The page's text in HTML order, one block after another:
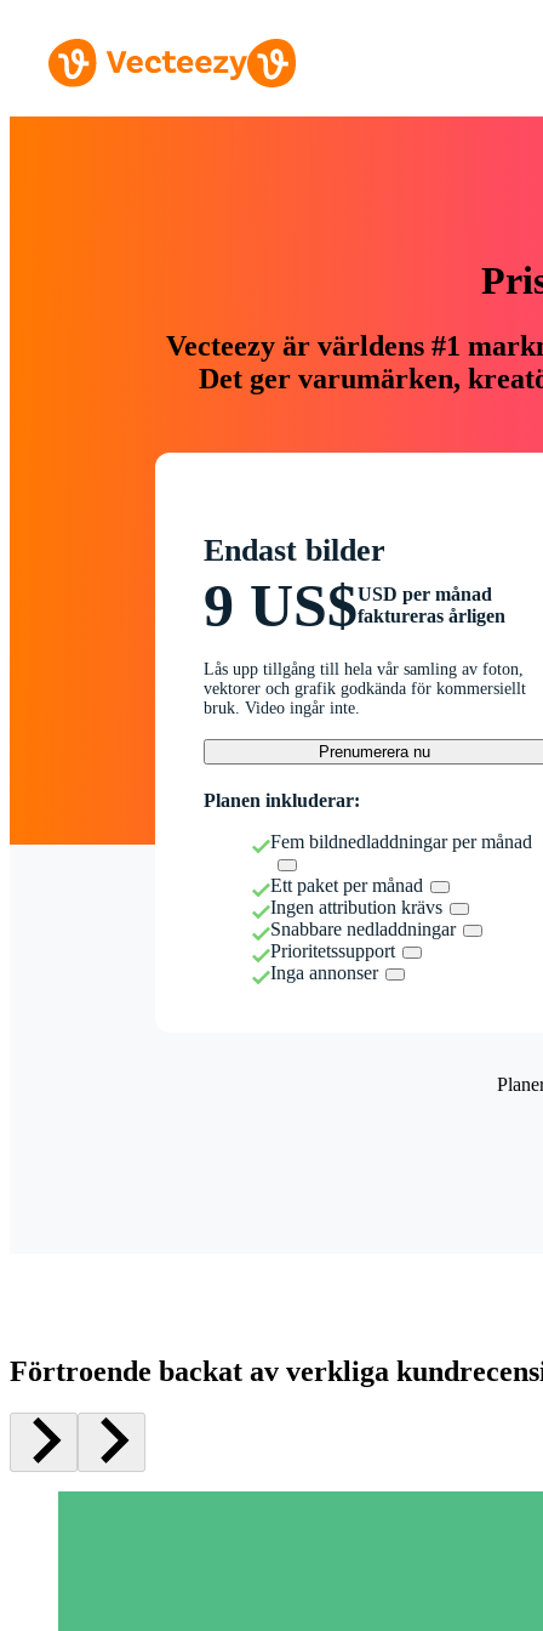
Vecteezy är världens #1
Det ger varumärken,
Endast bilder
9 US$USD per månad
faktureras årligen
Lås upp tillgång till hela vår samling av foton,
vektorer och grafik godkända för kommersiellt
bruk. Video ingår inte.
Prenumerera nu
Planen inkluderar:
Fem bildnedladdningar per månad
Ett paket per månad
Ingen attribution krävs
Snabbare nedladdningar
Prioritetssupport
Inga annonser
Förtroende backat av verkliga